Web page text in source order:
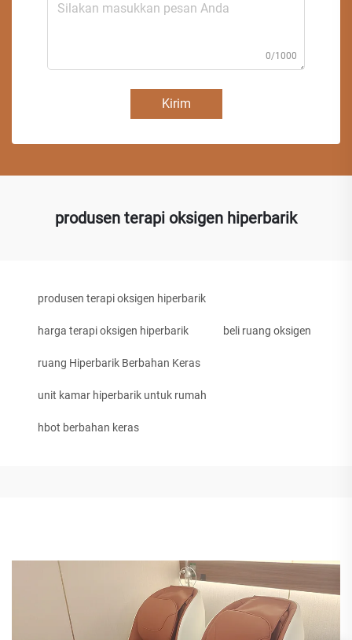
0/1000
Kirim
produsen terapi oksigen hiperbarik
produsen terapi oksigen hiperbarik
harga terapi oksigen hiperbarik beli ruang oksigen
ruang Hiperbarik Berbahan Keras
unit kamar hiperbarik untuk rumah
hbot berbahan keras